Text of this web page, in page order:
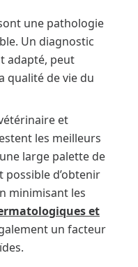
une pathologie
Un diagnostic
adapté, peut
qualité de vie du
et
les meilleurs
large palette de
d’obtenir
minimisant les
et
un facteur